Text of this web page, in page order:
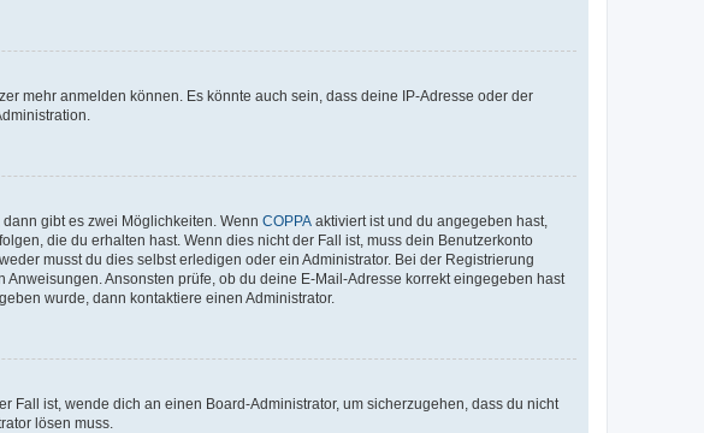
mehr anmelden können. Es könnte auch sein, dass deine IP-Adresse oder der
gibt es zwei Möglichkeiten. Wenn COPPA aktiviert ist und du angegeben hast,
die du erhalten hast. Wenn dies nicht der Fall ist, muss dein Benutzerkonto
musst du dies selbst erledigen oder ein Administrator. Bei der Registrierung
Ansonsten prüfe, ob du deine E-Mail-Adresse korrekt eingegeben hast
wurde, dann kontaktiere einen Administrator.
Fall ist, wende dich an einen Board-Administrator, um sicherzugehen, dass du nicht
lösen muss.